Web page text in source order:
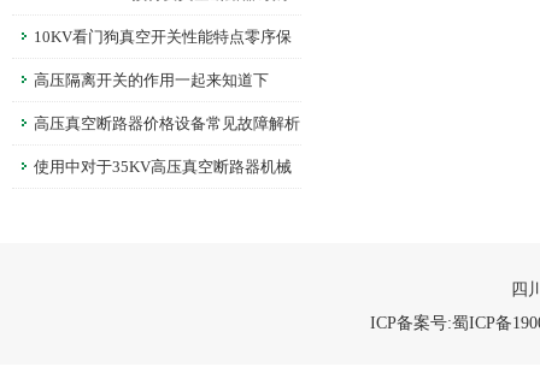
须知10KV看门狗真空开关性能特点零序保
护过流保护与远程控制功能详解
高压隔离开关的作用一起来知道下
高压真空断路器价格设备常见故障解析
使用中对于35KV高压真空断路器机械
四
ICP备案号:蜀ICP备